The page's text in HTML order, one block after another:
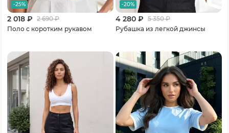
-25%
2 018 ₽ 2 690₽
Поло с коротким рукавом
-20%
4 280 ₽ 5 350₽
Рубашка из легкой джинсы